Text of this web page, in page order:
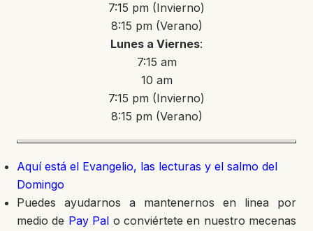
7:15 pm (Invierno)
8:15 pm (Verano)
Lunes a Viernes:
7:15 am
10 am
7:15 pm (Invierno)
8:15 pm (Verano)
Aquí está el Evangelio, las lecturas y el salmo del
Domingo
Puedes ayudarnos a mantenernos en linea por
medio de Pay Pal o conviértete en nuestro mecenas